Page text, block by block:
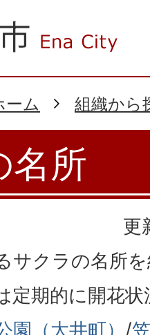
ーム 組織から
名所
更
サクラの名所
定期的に開花
（大井町） /